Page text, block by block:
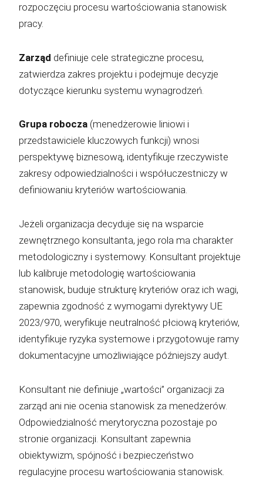
rozpoczęciu procesu wartościowania stanowisk
pracy.
Zarząd definiuje cele strategiczne procesu,
zatwierdza zakres projektu i podejmuje decyzje
dotyczące kierunku systemu wynagrodzeń.
Grupa robocza (menedżerowie liniowi i
przedstawiciele kluczowych funkcji) wnosi
perspektywę biznesową, identyfikuje rzeczywiste
zakresy odpowiedzialności i współuczestniczy w
definiowaniu kryteriów wartościowania.
Jeżeli organizacja decyduje się na wsparcie
zewnętrznego konsultanta, jego rola ma charakter
metodologiczny i systemowy. Konsultant projektuje
lub kalibruje metodologię wartościowania
stanowisk, buduje strukturę kryteriów oraz ich wagi,
zapewnia zgodność z wymogami dyrektywy UE
2023/970, weryfikuje neutralność płciową kryteriów,
identyfikuje ryzyka systemowe i przygotowuje ramy
dokumentacyjne umożliwiające późniejszy audyt.
Konsultant nie definiuje „wartości” organizacji za
zarząd ani nie ocenia stanowisk za menedżerów.
Odpowiedzialność merytoryczna pozostaje po
stronie organizacji. Konsultant zapewnia
obiektywizm, spójność i bezpieczeństwo
regulacyjne procesu wartościowania stanowisk.